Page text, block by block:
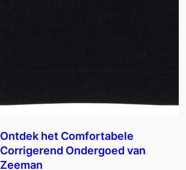
Ontdek het Comfortabele
Corrigerend Ondergoed van
Zeeman